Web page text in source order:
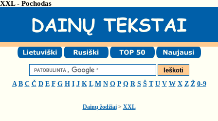
XXL - Pochodas
A B C Č D E F G H I J K L M N O P Q R S Š T U V W X Z Ž 0-9
Dainų žodžiai> XXL